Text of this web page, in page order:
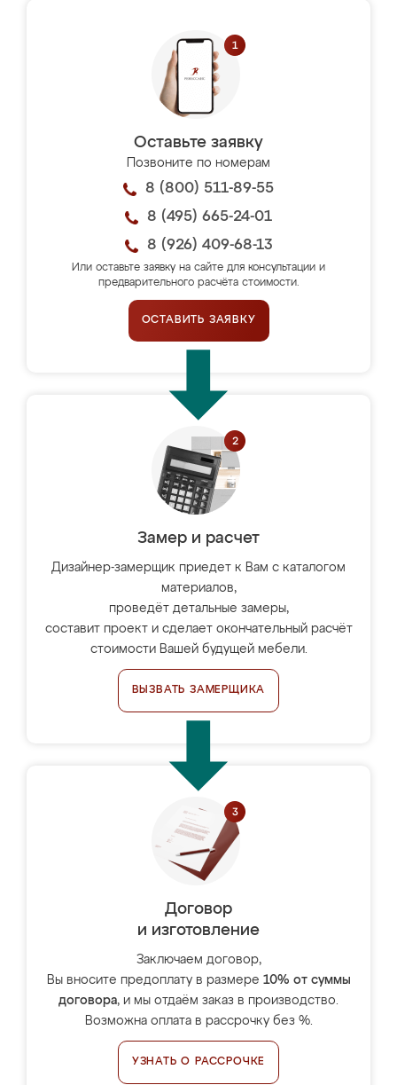
Оставьте заявку
Позвоните по номерам
8 (800) 511-89-55
8 (495) 665-24-01
8 (926) 409-68-13
Или оставьте заявку на сайте для консультации и
предварительного расчёта стоимости.
ОСТАВИТЬ ЗАЯВКУ
Замер и расчет
Дизайнер-замерщик приедет к Вам с каталогом
материалов,
проведёт детальные замеры,
составит проект и сделает окончательный расчёт
стоимости Вашей будущей мебели.
ВЫЗВАТЬ ЗАМЕРЩИКА
Договор
и изготовление
Заключаем договор,
Вы вносите предоплату в размере 10% от суммы
договора, и мы отдаём заказ в производство.
Возможна оплата в рассрочку без %.
УЗНАТЬ О РАССРОЧКЕ